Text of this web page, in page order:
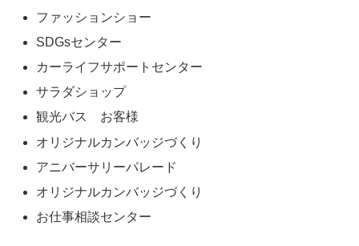
ファッションショー
SDGsセンター
カーライフサポートセンター
サラダショップ
観光バス お客様
オリジナルカンバッジづくり
アニバーサリーパレード
オリジナルカンバッジづくり
お仕事相談センター